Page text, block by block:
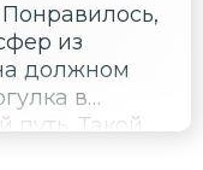
из
должном
в
путь. Такой